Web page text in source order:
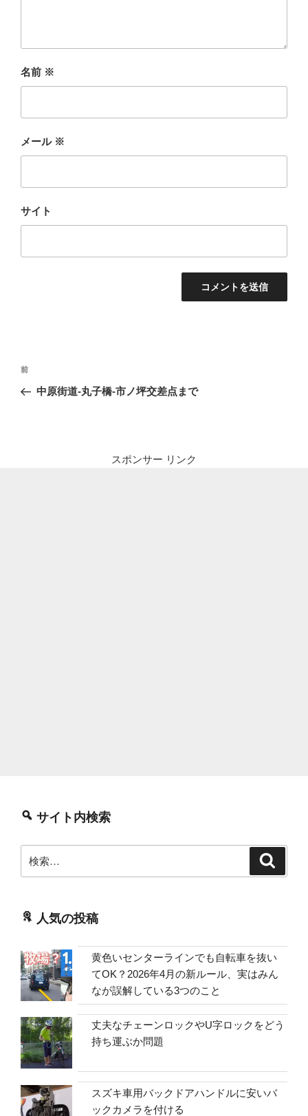
名前 ※
メール ※
サイト
投
ナ
前
の
前
中原街道-丸子橋-市ノ坪交差点まで
スポンサー リンク
サイト内検索
索:
人気の投稿
黄色いセンターラインでも自転車を抜い
てOK？2026年4月の新ルール、実はみん
なが誤解している3つのこと
丈夫なチェーンロックやU字ロックをどう
持ち運ぶか問題
スズキ車用バックドアハンドルに安いバ
ックカメラを付ける